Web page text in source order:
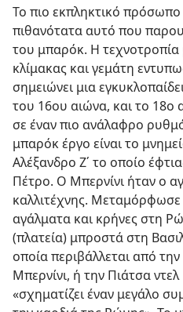
Το πιο εκπληκτικό πρόσωπο
πιθανότατα αυτό που
του μπαρόκ. Η τεχνοτροπία
κλίμακας και γεμάτη
σημειώνει μια
του 16ου αιώνα, και το 18ο
σε έναν πιο ανάλαφρο
μπαρόκ έργο είναι το
Αλέξανδρο Ζ΄ το οποίο
Πέτρο. Ο Μπερνίνι ήταν ο
καλλιτέχνης. Μεταμόρφωσε
αγάλματα και κρήνες στη
(πλατεία) μπροστά στη
οποία περιβάλλεται από
Μπερνίνι, ή την Πιάτσα
«σχηματίζει έναν μεγάλο